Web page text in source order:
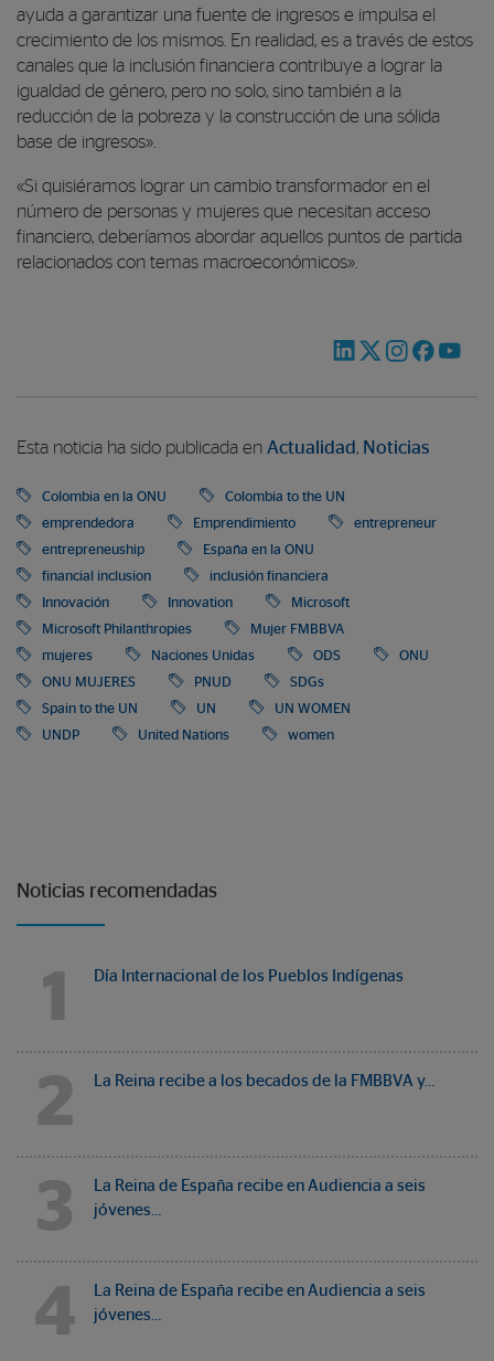
ayuda a garantizar una fuente de ingresos e impulsa el
crecimiento de los mismos. En realidad, es a través de estos
canales que la inclusión financiera contribuye a lograr la
igualdad de género, pero no solo, sino también a la
reducción de la pobreza y la construcción de una sólida
base de ingresos».
«Si quisiéramos lograr un cambio transformador en el
número de personas y mujeres que necesitan acceso
financiero, deberíamos abordar aquellos puntos de partida
relacionados con temas macroeconómicos».
Esta noticia ha sido publicada en Actualidad, Noticias
Colombia en la ONU
Colombia to the UN
emprendedora
Emprendimiento
entrepreneur
entrepreneuship
España en la ONU
financial inclusion
inclusión financiera
Innovación
Innovation
Microsoft
Microsoft Philanthropies
Mujer FMBBVA
mujeres
Naciones Unidas ODS
ONU
ONU MUJERES
PNUD
SDGs
Spain to the UN
UN
UN WOMEN
UNDP
United Nations women
Noticias recomendadas
1 Día Internacional de los Pueblos Indígenas
2 La Reina recibe a los becados de la FMBBVA y…
3
La Reina de España recibe en Audiencia a seis
jóvenes…
4
La Reina de España recibe en Audiencia a seis
jóvenes…